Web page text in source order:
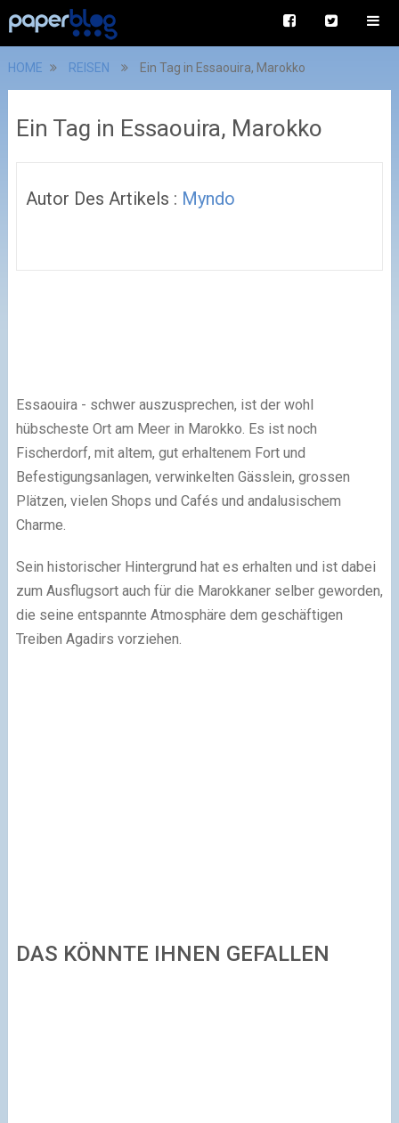
HOME REISEN Ein Tag in Essaouira, Marokko
Ein Tag in Essaouira, Marokko
Autor Des Artikels : Myndo
Essaouira - schwer auszusprechen, ist der wohl
hübscheste Ort am Meer in Marokko. Es ist noch
Fischerdorf, mit altem, gut erhaltenem Fort und
Befestigungsanlagen, verwinkelten Gässlein, grossen
Plätzen, vielen Shops und Cafés und andalusischem
Charme.
Sein historischer Hintergrund hat es erhalten und ist dabei
zum Ausflugsort auch für die Marokkaner selber geworden,
die seine entspannte Atmosphäre dem geschäftigen
Treiben Agadirs vorziehen.
DAS KÖNNTE IHNEN GEFALLEN